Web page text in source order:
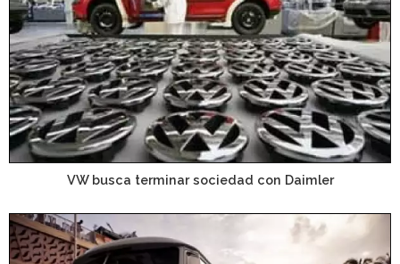
VW busca terminar sociedad con Daimler